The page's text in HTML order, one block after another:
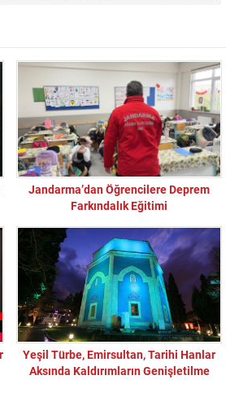
Jandarma’dan Öğrencilere Deprem
Farkındalık Eğitimi
Yeşil Türbe, Emirsultan, Tarihi Hanlar
Aksında Kaldırımların Genişletilme